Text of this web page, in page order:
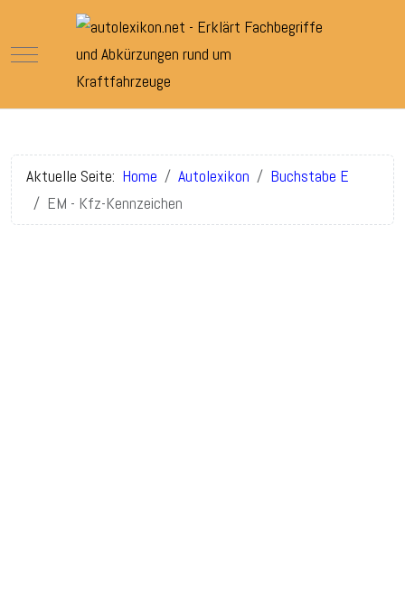
Mobile Menu Toggle
Aktuelle Seite: Home Autolexikon
Buchstabe E
EM - Kfz-Kennzeichen